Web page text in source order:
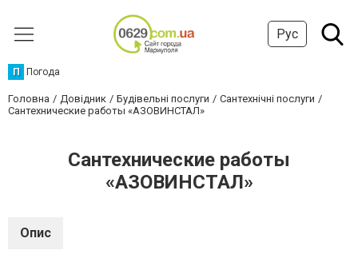
Рус
П Погода
Головна Довідник Будівельні послуги
Сантехнічні послуги
Сантехнические работы «АЗОВИНСТАЛ»
Сантехнические работы
«АЗОВИНСТАЛ»
Опис